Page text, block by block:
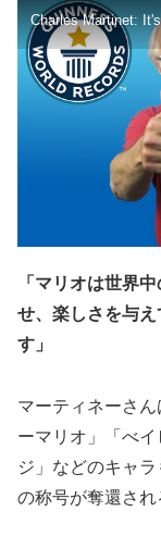
Charles Martinet:
「マリオは世界
せ、楽しさを与
す」
マーティネーさ
ーマリオ」「べ
ジ」などのキャ
の称号が奪還され